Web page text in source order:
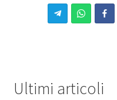
Ultimi articoli